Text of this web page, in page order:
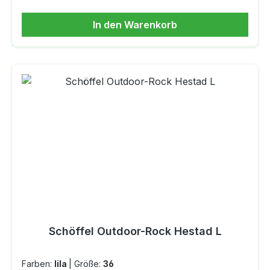
Reißverschluss Stehkragen Hose: mittelhoher
BundHose: SeitentaschenMit Better
CottonMaterial: 52 % Baumwolle / 48 %
In den Warenkorb
Schöffel Outdoor-Rock Hestad L
Farben: lila Größe: 36